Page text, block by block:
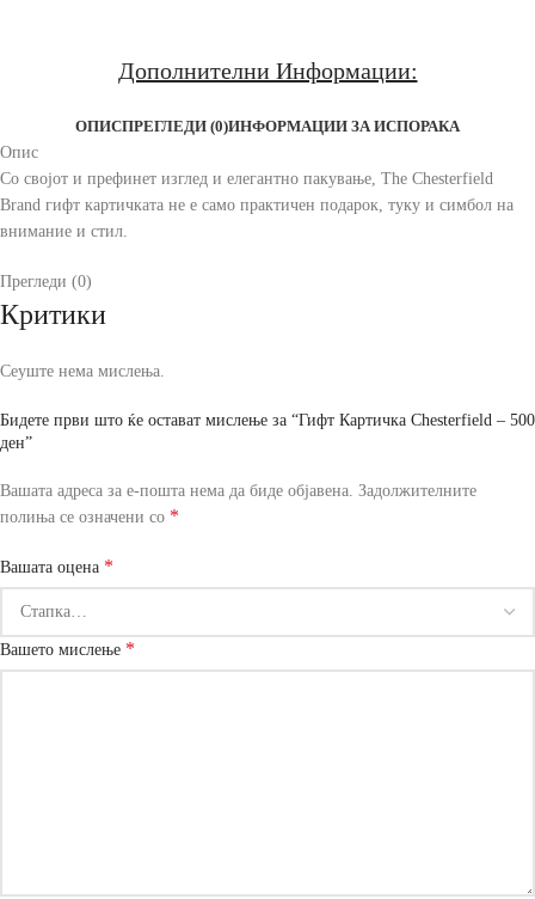
Дополнителни Информации:
ОПИСПРЕГЛЕДИ (0)ИНФОРМАЦИИ ЗА ИСПОРАКА
Опис
Со својот и префинет изглед и елегантно пакување, The Chesterfield
Brand гифт картичката не е само практичен подарок, туку и симбол на
внимание и стил.
Прегледи (0)
Критики
Сеуште нема мислења.
Бидете први што ќе остават мислење за “Гифт Картичка Chesterfield – 500
ден”
Вашата адреса за е-пошта нема да биде објавена. Задолжителните
полиња се означени со *
Вашата оцена *
Вашето мислење *